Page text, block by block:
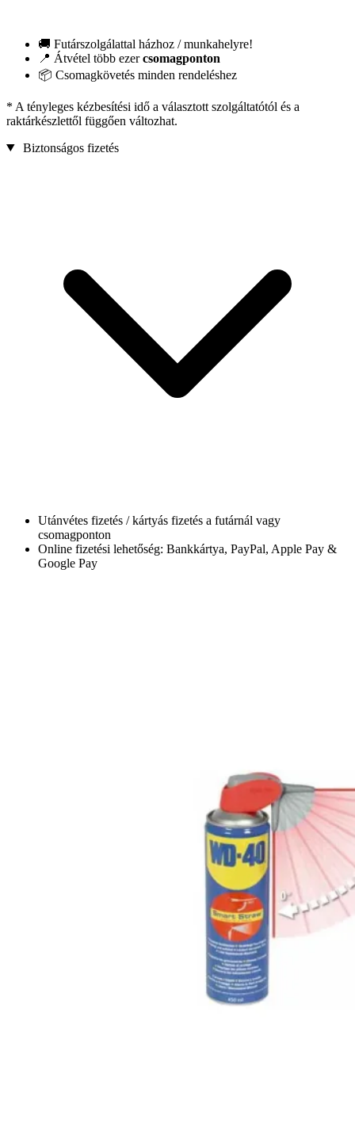
🚚 Futárszolgálattal házhoz / munkahelyre!
📍 Átvétel több ezercsomagponton
📦 Csomagkövetés minden rendeléshez
* A tényleges kézbesítési idő a választott szolgáltatótól és a
raktárkészlettől függően változhat.
Biztonságos fizetés
Utánvétes fizetés / kártyás fizetés a futárnál vagy
csomagponton
Online fizetési lehetőség: Bankkártya, PayPal, Apple Pay &
Google Pay